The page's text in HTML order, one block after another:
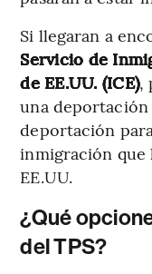
Si llegaran a
Servicio de
de EE.UU. (ICE),
una
deportación
inmigración que
EE.UU.
¿Qué
del TPS?